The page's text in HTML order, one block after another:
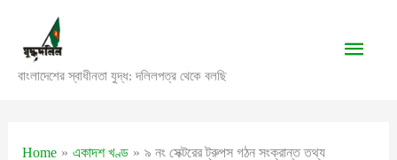
content
বাংলাদেশের স্বাধীনতা যুদ্ধ: দলিলপত্র থেকে বলছি
Main
Home একাদশ খণ্ড ৯ নং সেক্টরের ট্রুপস গঠন সংক্রান্ত তথ্য